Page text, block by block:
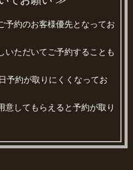
予約のお客様優先となってお
いただいてご予約することも
約が取りにくくなってお
意してもらえると予約が取り